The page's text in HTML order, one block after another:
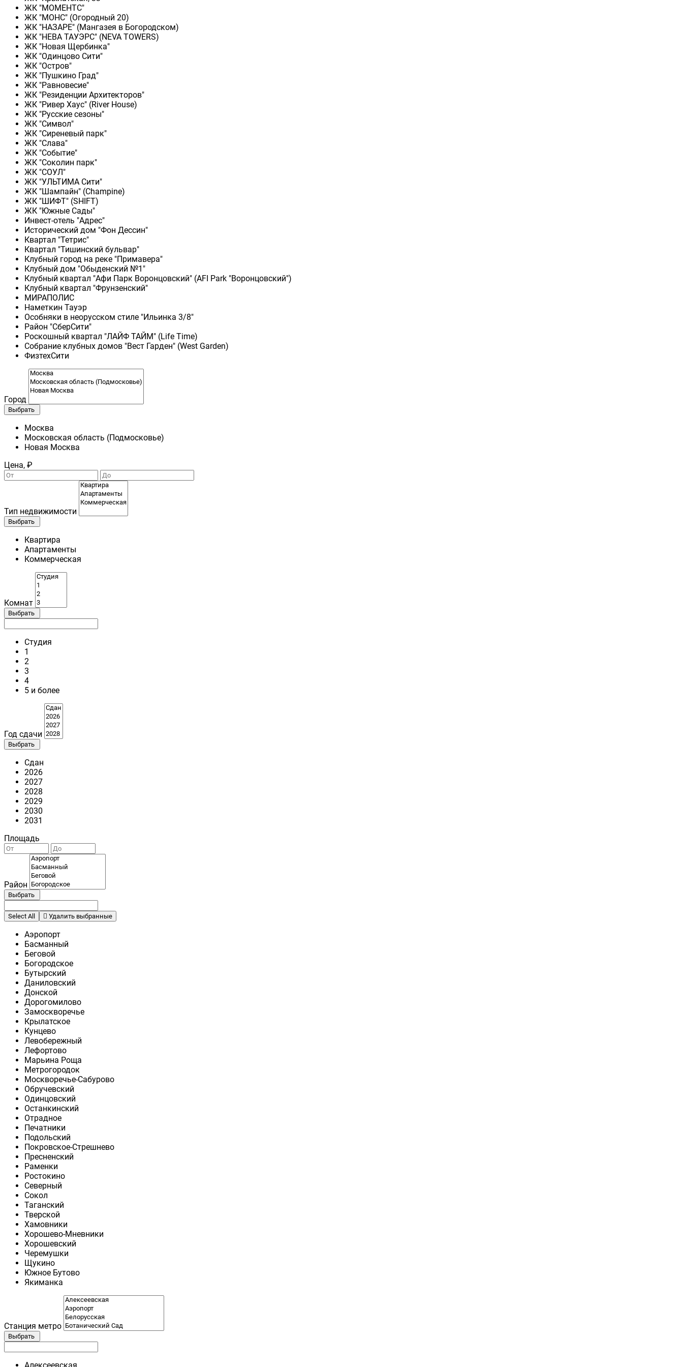
ЖК "МОМЕНТС"
ЖК "МОНС" (Огородный 20)
ЖК "НАЗАРЕ" (Мангазея в Богородском)
ЖК "НЕВА ТАУЭРС" (NEVA TOWERS)
ЖК "Новая Щербинка"
ЖК "Одинцово Сити"
ЖК "Остров"
ЖК "Пушкино Град"
ЖК "Равновесие"
ЖК "Резиденции Архитекторов"
ЖК "Ривер Хаус" (River Нouse)
ЖК "Русские сезоны"
ЖК "Символ"
ЖК "Сиреневый парк"
ЖК "Слава"
ЖК "Событие"
ЖК "Соколин парк"
ЖК "СОУЛ"
ЖК "УЛЬТИМА Сити"
ЖК "Шампайн" (Champine)
ЖК "ШИФТ" (SHIFT)
ЖК "Южные Сады"
Инвест-отель "Адрес"
Исторический дом "Фон Дессин"
Квартал "Тетрис"
Квартал "Тишинский бульвар"
Клубный город на реке "Примавера"
Клубный дом "Обыденский №1"
Клубный квартал "Афи Парк Воронцовский" (AFI Park "Воронцовский")
Клубный квартал "Фрунзенский"
МИРАПОЛИС
Наметкин Тауэр
Особняки в неорусском стиле "Ильинка 3/8"
Район "СберСити"
Роскошный квартал "ЛАЙФ ТАЙМ" (Life Time)
Собрание клубных домов "Вест Гарден" (West Garden)
ФизтехСити
Город
Выбрать
Москва
Московская область (Подмосковье)
Новая Москва
Цена, ₽
Тип недвижимости
Выбрать
Квартира
Апартаменты
Коммерческая
Комнат
Выбрать
Студия
1
2
3
4
5 и более
Год сдачи
Выбрать
Сдан
2026
2027
2028
2029
2030
2031
Площадь
Район
Выбрать
Select All Удалить выбранные
Аэропорт
Басманный
Беговой
Богородское
Бутырский
Даниловский
Донской
Дорогомилово
Замоскворечье
Крылатское
Кунцево
Левобережный
Лефортово
Марьина Роща
Метрогородок
Москворечье-Сабурово
Обручевский
Одинцовский
Останкинский
Отрадное
Печатники
Подольский
Покровское-Стрешнево
Пресненский
Раменки
Ростокино
Северный
Сокол
Таганский
Тверской
Хамовники
Хорошево-Мневники
Хорошевский
Черемушки
Щукино
Южное Бутово
Якиманка
Станция метро
Выбрать